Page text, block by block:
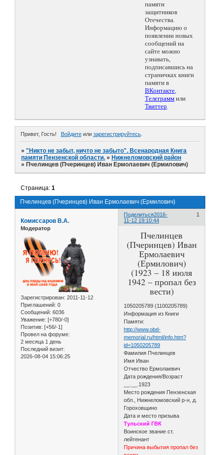
памяти
защитников
Отечества.
Информацию о
появлении новых
сообщений на
сайте можно
узнавать,
подписавшись на
страничках книги
памяти в
ВКонтакте,
Телеграмм или
Твиттер.
Привет, Гость! Войдитеили зарегистрируйтесь.
»"Никто не забыт, ничто не забыто". Всенародная Книга
памяти Пензенской области. » Нижнеломовский район
» Пчелинцев (Пчеринцев) Иван Ермолаевич (Ермилович)
Пчелинцев (Пчеринцев) Иван Ермолаевич (Ермилович)
Страница:1
Поделиться 1
2016-
11-12 19:10:44
Комиссаров В.А.
Модератор
Зарегистрирован: 2011-11-12
Приглашений: 0
Сообщений: 6036
Уважение: [+780/-0]
Позитив: [+56/-1]
Провел на форуме:
2 месяца 1 день
Последний визит:
2026-08-04 15:06:25
Пчелинцев
(Пчеринцев) Иван
Ермолаевич
(Ермилович)
(1923 – 18 июля
1942 – пропал без
вести)
1050205789 (1100205789)
Информация из Книги
Памяти:
http://www.obd-
memorial.ru/html/info.htm?
id=1050205789
Фамилия Пчелинцев
Имя Иван
Отчество Ермолаевич
Дата рождения/Возраст
__.__.1923
Место рождения Пензенская
обл., Нижнеломовский р-н, д.
Гороховщино
Дата и место призыва
Тульский ГВК
Воинское звание ст.
лейтенант
Причина выбытия пропал без